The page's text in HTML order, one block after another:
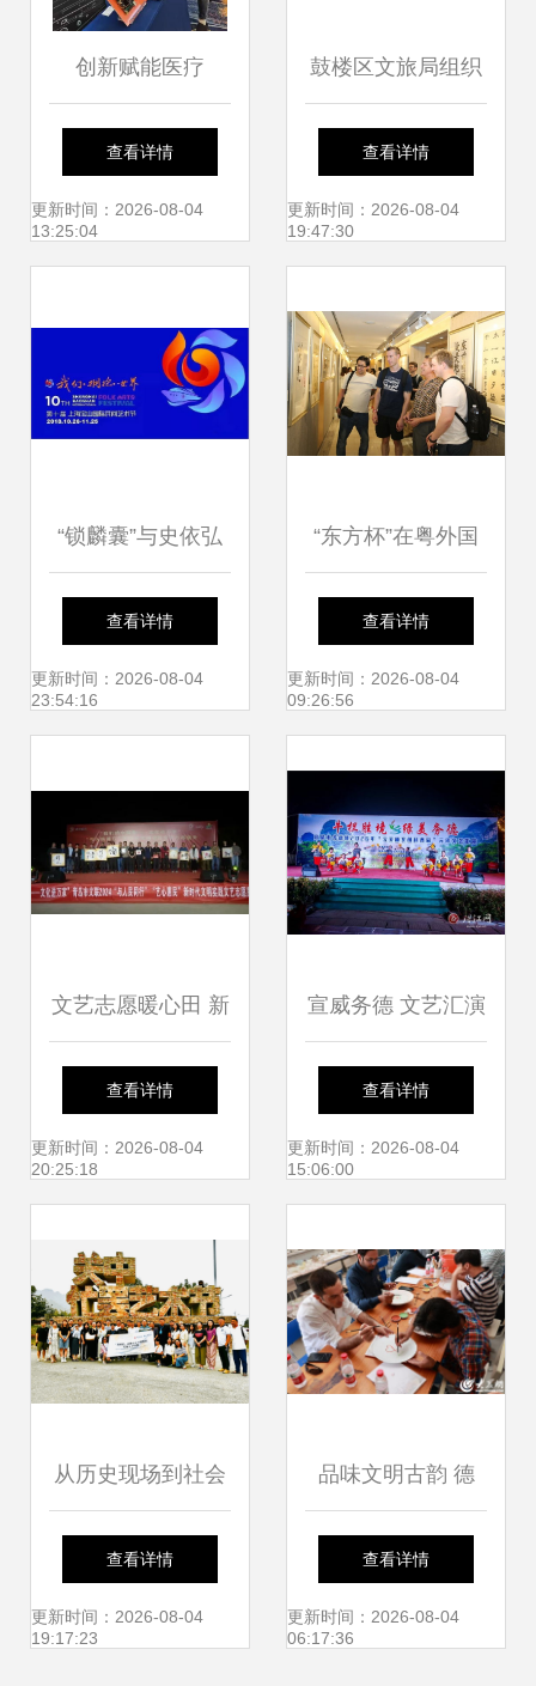
创新赋能医疗
Enclustra闪耀亮相
2024医用内窥镜技
查看详情
更新时间：2026-08-04
13:25:04
鼓楼区文旅局组织
开展文化惠民活动
搭建文化艺术交流
查看详情
更新时间：2026-08-04
19:47:30
“锁麟囊”与史依弘
携手三场演出 伟长
楼文化盛宴即将开
查看详情
更新时间：2026-08-04
23:54:16
“东方杯”在粤外国
人汉字书法大赛颁
奖典礼在深圳成功
查看详情
更新时间：2026-08-04
09:26:56
文艺志愿暖心田 新
时代文明实践走进
岑李家村
查看详情
更新时间：2026-08-04
20:25:18
宣威务德 文艺汇演
闹元宵，花灯非遗
唱不停
查看详情
更新时间：2026-08-04
15:06:00
从历史现场到社会
现场 关中忙罢艺术
节的实践转向与交
查看详情
更新时间：2026-08-04
19:17:23
品味文明古韵 德
州“探访中华文化魅
力行”开启文化艺术
查看详情
更新时间：2026-08-04
06:17:36